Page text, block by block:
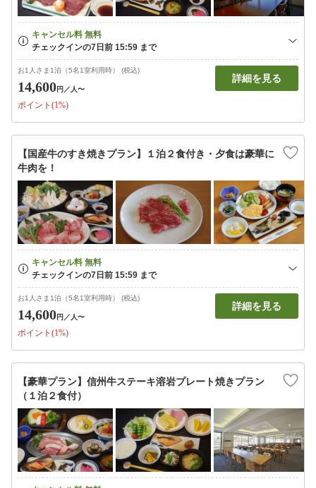
お1人さま1泊（5名1室利用時） (税込)
14,600円 ／人〜
ポイント(1%)
詳細を見る
【国産牛のすき焼きプラン】１泊２食付き・夕食は豪華に
牛肉を！
お1人さま1泊（5名1室利用時） (税込)
14,600円 ／人〜
ポイント(1%)
詳細を見る
【豪華プラン】信州牛ステーキ溶岩プレート焼きプラン
（１泊２食付）